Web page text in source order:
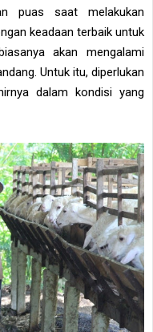
puas saat melakukan
keadaan terbaik untuk
akan mengalami
Untuk itu, diperlukan
dalam kondisi yang